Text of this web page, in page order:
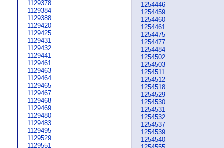
1129378
1129384
1129388
1129420
1129425
1129431
1129432
1129441
1129461
1129463
1129464
1129465
1129467
1129468
1129469
1129480
1129483
1129495
1129529
1129551
1254446
1254459
1254460
1254461
1254475
1254477
1254484
1254502
1254503
1254511
1254512
1254518
1254529
1254530
1254531
1254532
1254537
1254539
1254540